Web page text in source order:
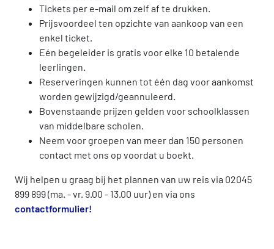
Tickets per e-mail om zelf af te drukken.
Prijsvoordeel ten opzichte van aankoop van een
enkel ticket.
Eén begeleider is gratis voor elke 10 betalende
leerlingen.
Reserveringen kunnen tot één dag voor aankomst
worden gewijzigd/geannuleerd.
Bovenstaande prijzen gelden voor schoolklassen
van middelbare scholen.
Neem voor groepen van meer dan 150 personen
contact met ons op voordat u boekt.
Wij helpen u graag bij het plannen van uw reis via 02045
899 899 (ma. - vr. 9.00 - 13.00 uur) en via ons
contactformulier!